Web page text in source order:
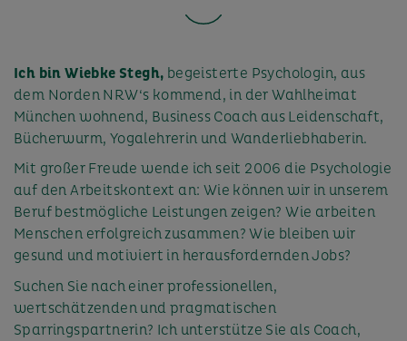
Ich bin Wiebke Stegh, begeisterte Psychologin, aus
dem Norden NRW‘s kommend, in der Wahlheimat
München wohnend, Business Coach aus Leidenschaft,
Bücherwurm, Yogalehrerin und Wanderliebhaberin.
Mit großer Freude wende ich seit 2006 die Psychologie
auf den Arbeitskontext an: Wie können wir in unserem
Beruf bestmögliche Leistungen zeigen? Wie arbeiten
Menschen erfolgreich zusammen? Wie bleiben wir
gesund und motiviert in herausfordernden Jobs?
Suchen Sie nach einer professionellen,
wertschätzenden und pragmatischen
Sparringspartnerin? Ich unterstütze Sie als Coach,